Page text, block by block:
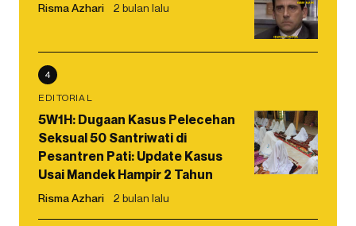
Risma Azhari 2 bulan lalu
4
EDITORIAL
5W1H: Dugaan Kasus Pelecehan
Seksual 50 Santriwati di
Pesantren Pati: Update Kasus
Usai Mandek Hampir 2 Tahun
Risma Azhari 2 bulan lalu